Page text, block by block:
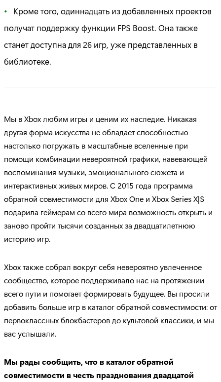
Кроме того, одиннадцать из добавленных проектов
получат поддержку функции FPS Boost. Она также
станет доступна для 26 игр, уже представленных в
библиотеке.
Мы в Xbox любим игры и ценим их наследие. Никакая
другая форма искусства не обладает способностью
настолько погружать в масштабные вселенные при
помощи комбинации невероятной графики, навевающей
воспоминания музыки, эмоционального сюжета и
интерактивных живых миров. С 2015 года программа
обратной совместимости для Xbox One и Xbox Series X|S
подарила геймерам со всего мира возможность открыть и
заново пройти тысячи созданных за двадцатилетнюю
историю игр.
Xbox также собрал вокруг себя невероятно увлеченное
сообщество, которое поддерживало нас на протяжении
всего пути и помогает формировать будущее. Вы просили
добавить больше игр в каталог обратной совместимости: от
первоклассных блокбастеров до культовой классики, и мы
вас услышали.
Мы рады сообщить, что в каталог обратной
совместимости в честь празднования двадцатой